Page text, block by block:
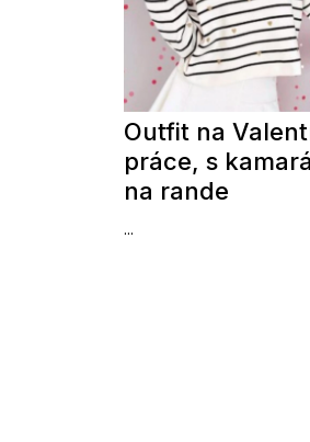
Outfit na
práce, s
na rande
...